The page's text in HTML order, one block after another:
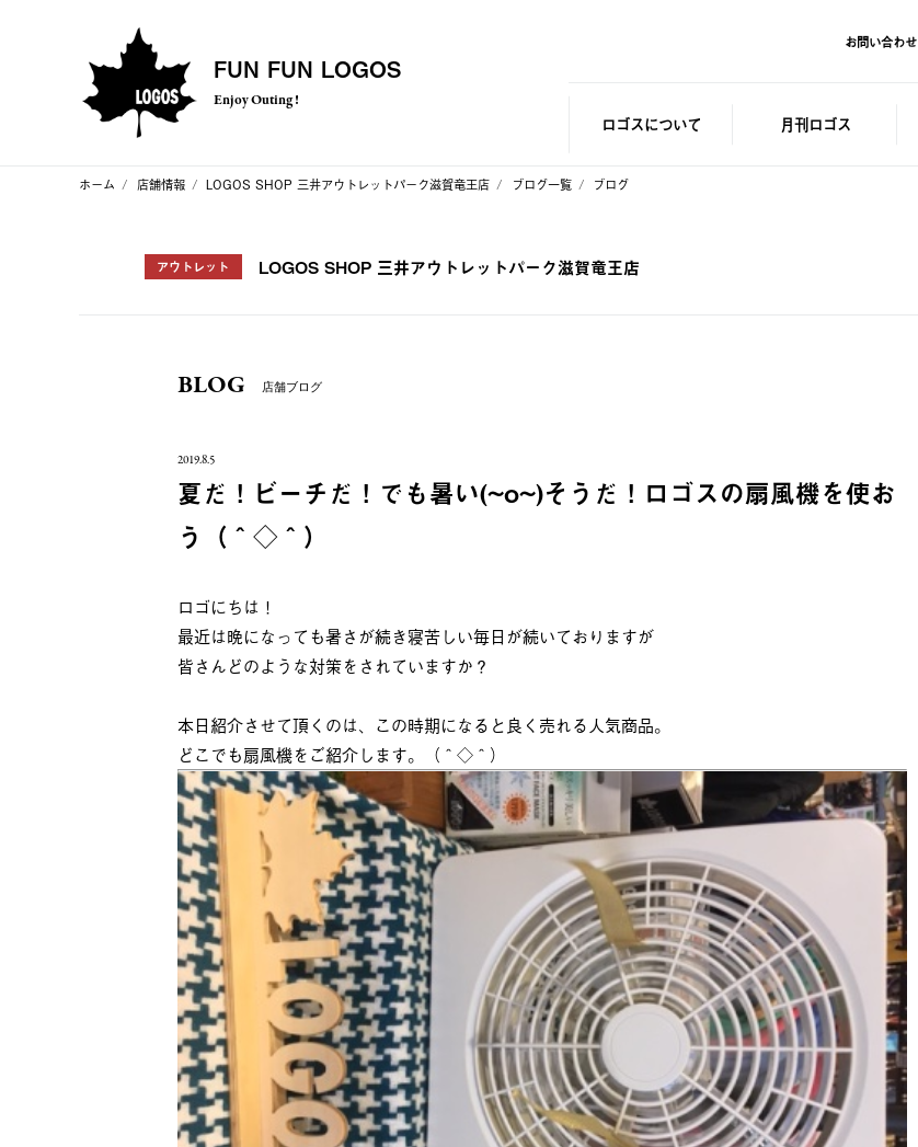
FUN FUN LOGOS
Enjoy Outing !
お問い合わせ
ロゴスについて 月刊ロゴス
ホーム 店舗情報 LOGOS SHOP 三井アウトレットパーク滋賀竜王店 ブログ一覧 ブログ
アウトレット LOGOS SHOP 三井アウトレットパーク滋賀竜王店
BLOG 店舗ブログ
2019.8.5
夏だ！ビーチだ！でも暑い(~o~)そうだ！ロゴスの扇風機を使お
う（＾◇＾）
ロゴにちは！
最近は晩になっても暑さが続き寝苦しい毎日が続いておりますが
皆さんどのような対策をされていますか？
本日紹介させて頂くのは、この時期になると良く売れる人気商品。
どこでも扇風機をご紹介します。（＾◇＾）